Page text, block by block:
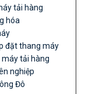
tải hàng
hóa
đặt thang máy
máy tải hàng
nghiệp
Đô